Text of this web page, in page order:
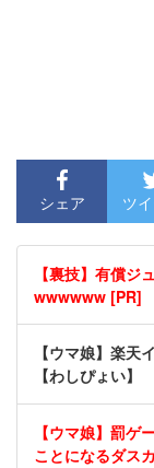
シェア ツ
【裏技】有償ジ
wwwwww [PR]
【ウマ娘】楽天
【わしぴょい】
【ウマ娘】罰ゲ
ことになるダスカ